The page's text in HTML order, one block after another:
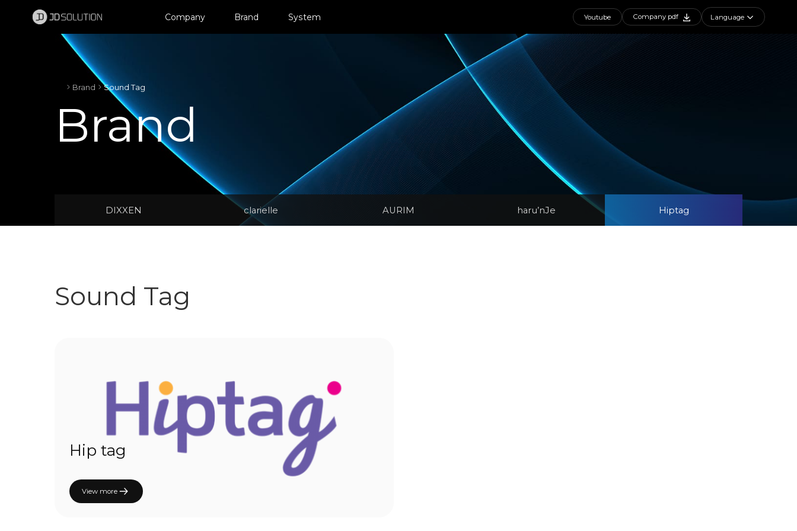
Company Brand System Youtube Company pdf Language
Brand Sound Tag
Brand
DIXXEN clarielle AURIM haru’nJe Hiptag
Sound Tag
Hip tag
View more